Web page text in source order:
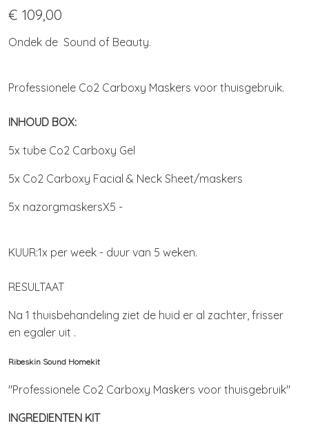
€ 109,00
Ondek de Sound of Beauty.
Professionele Co2 Carboxy Maskers voor thuisgebruik.
INHOUD BOX:
5x tube Co2 Carboxy Gel
5x Co2 Carboxy Facial & Neck Sheet/maskers
5x nazorgmaskersX5 -
KUUR:1x per week - duur van 5 weken.
RESULTAAT
Na 1 thuisbehandeling ziet de huid er al zachter, frisser
en egaler uit .
Ribeskin Sound Homekit
"Professionele Co2 Carboxy Maskers voor thuisgebruik"
INGREDIENTEN KIT